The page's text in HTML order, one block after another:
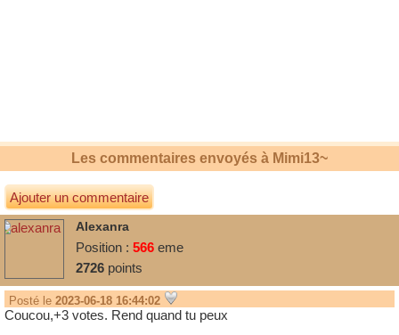
Les commentaires envoyés à Mimi13~
Ajouter un commentaire
Alexanra
Position : 566 eme
2726 points
Posté le 2023-06-18 16:44:02
Coucou,+3 votes. Rend quand tu peux